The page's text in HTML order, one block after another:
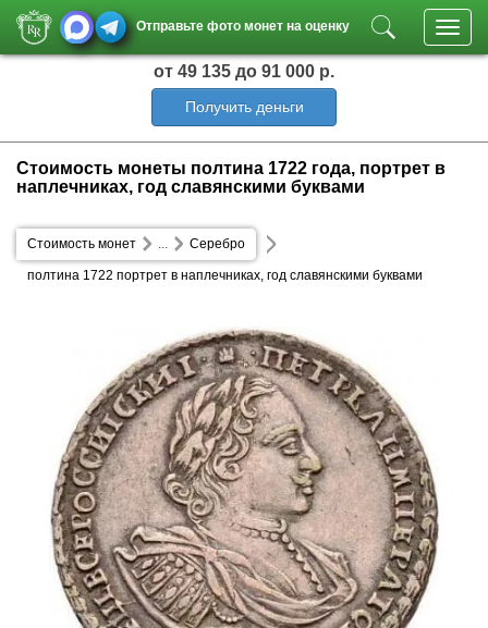
Отправьте фото монет на оценку
от 49 135 до 91 000 р.
Получить деньги
Стоимость монеты полтина 1722 года, портрет в
наплечниках, год славянскими буквами
Стоимость монет Серебро
...
полтина 1722 портрет в наплечниках, год славянскими буквами